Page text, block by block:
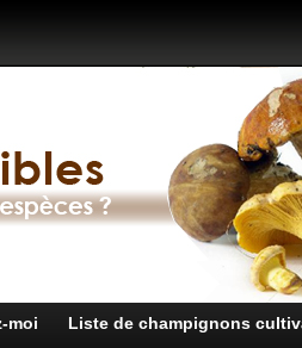
moi Liste de champignons